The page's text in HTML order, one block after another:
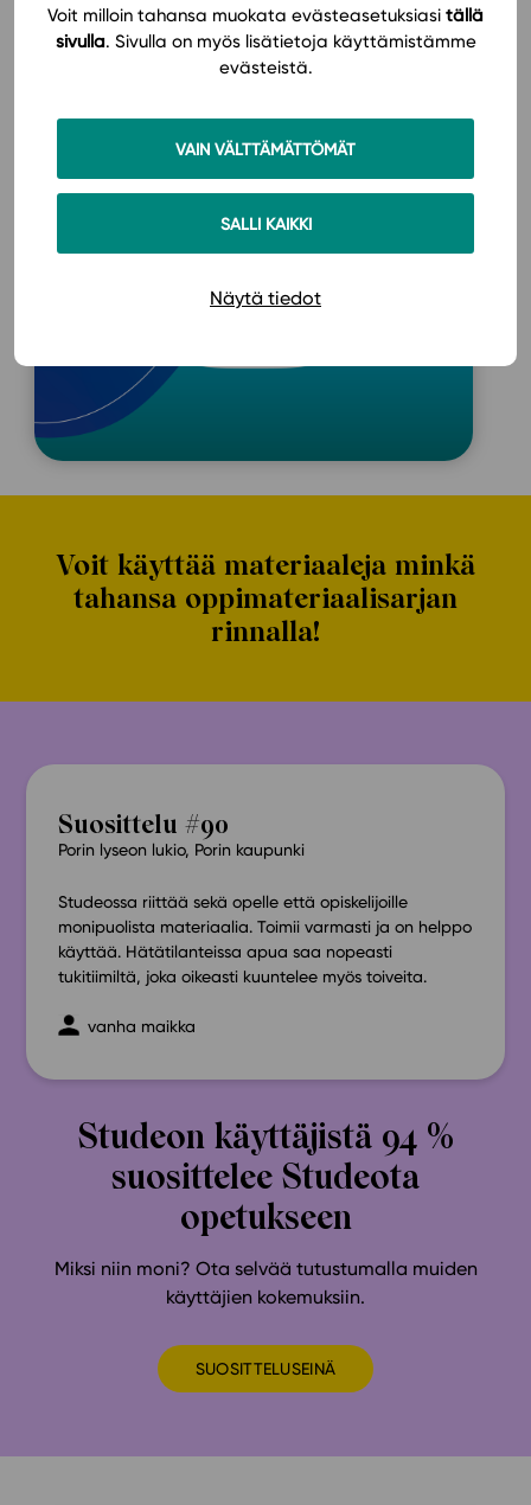
Voit milloin tahansa muokata evästeasetuksiasi tällä
sivulla. Sivulla on myös lisätietoja käyttämistämme
evästeistä.
VAIN VÄLTTÄMÄTTÖMÄT
SALLI KAIKKI
Näytä tiedot
saavuttamiseksi. Tutustu ja ota käyttöön!
Voit käyttää materiaaleja minkä
tahansa oppimateriaalisarjan
rinnalla!
Suosittelu #90
Porin lyseon lukio, Porin kaupunki
Studeossa riittää sekä opelle että opiskelijoille
monipuolista materiaalia. Toimii varmasti ja on helppo
käyttää. Hätätilanteissa apua saa nopeasti
tukitiimiltä, joka oikeasti kuuntelee myös toiveita.
vanha maikka
Studeon käyttäjistä 94 %
suosittelee Studeota
opetukseen
Miksi niin moni? Ota selvää tutustumalla muiden
käyttäjien kokemuksiin.
SUOSITTELUSEINÄ